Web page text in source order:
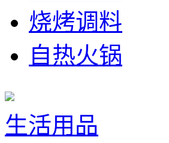
烧烤调料
自热火锅
生活用品